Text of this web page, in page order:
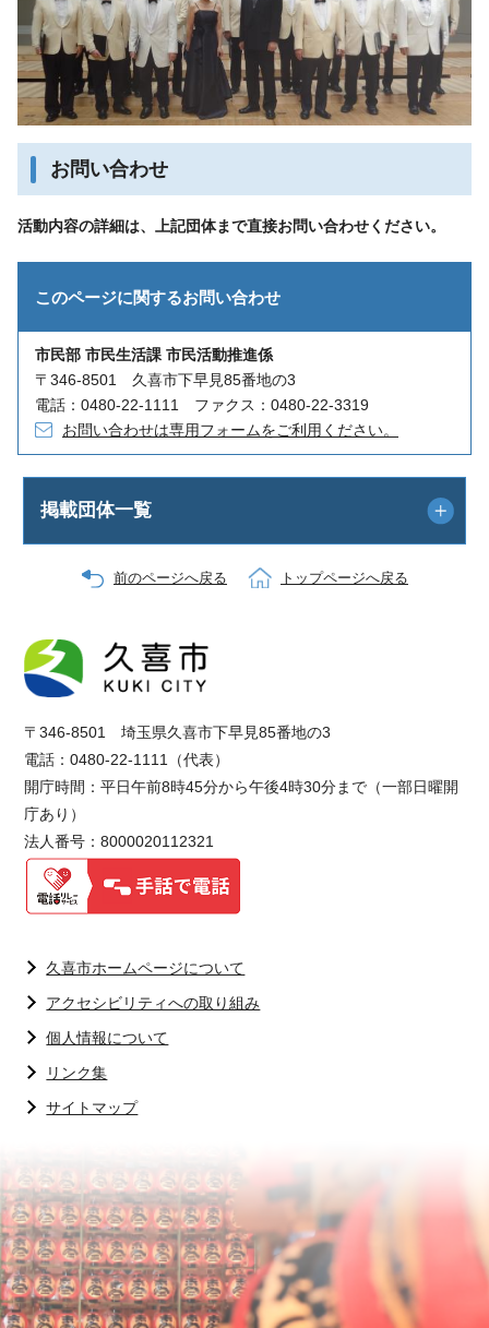
お問い合わせ
活動内容の詳細は、上記団体まで直接お問い合わせください。
このページに関するお問い合わせ
市民部 市民生活課 市民活動推進係
〒346-8501 久喜市下早見85番地の3
電話：0480-22-1111 ファクス：0480-22-3319
お問い合わせは専用フォームをご利用ください。
掲載団体一覧
前のページへ戻る トップページへ戻る
〒346-8501 埼玉県久喜市下早見85番地の3
電話：0480-22-1111（代表）
開庁時間：平日午前8時45分から午後4時30分まで（一部日曜開
庁あり）
法人番号：8000020112321
久喜市ホームページについて
アクセシビリティへの取り組み
個人情報について
リンク集
サイトマップ